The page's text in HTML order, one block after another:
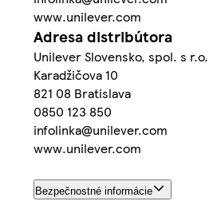
www.unilever.com
Adresa distribútora
Unilever Slovensko, spol. s r.o.
Karadžičova 10
821 08 Bratislava
0850 123 850
infolinka@unilever.com
www.unilever.com
Bezpečnostné informácie